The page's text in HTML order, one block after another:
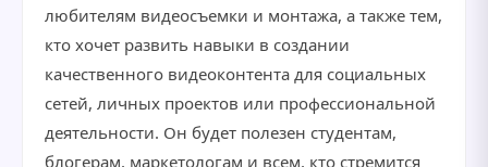
любителям видеосъемки и монтажа, а также тем,
кто хочет развить навыки в создании
качественного видеоконтента для социальных
сетей, личных проектов или профессиональной
деятельности. Он будет полезен студентам,
блогерам, маркетологам и всем, кто стремится